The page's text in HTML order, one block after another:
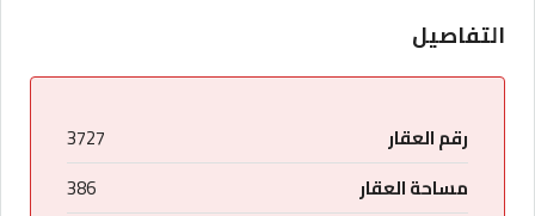
التفاصيل
رقم العقار
3727
مساحة العقار
386